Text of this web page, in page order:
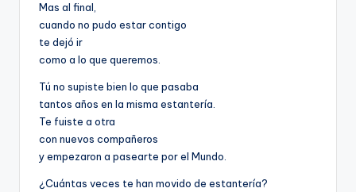
Mas al final,
cuando no pudo estar contigo
te dejó ir
como a lo que queremos.
Tú no supiste bien lo que pasaba
tantos años en la misma estantería.
Te fuiste a otra
con nuevos compañeros
y empezaron a pasearte por el Mundo.
¿Cuántas veces te han movido de estantería?